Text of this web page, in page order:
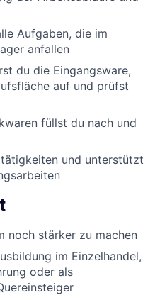
Aufgaben, die im
anfallen
du die Eingangsware,
auf und prüfst
füllst du nach und
und unterstützt
noch stärker zu machen
im Einzelhandel,
oder als